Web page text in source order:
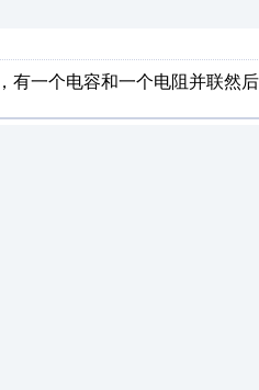
有一个电容和一个电阻并联然